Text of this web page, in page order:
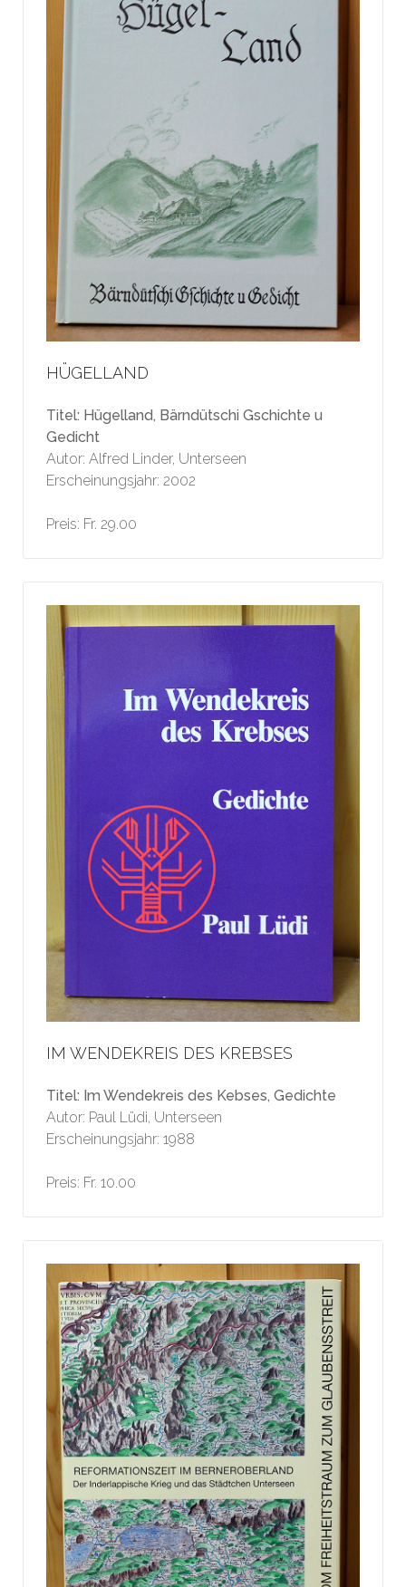
HÜGELLAND
Titel: Hügelland, Bärndütschi Gschichte u
Gedicht
Autor: Alfred Linder, Unterseen
Erscheinungsjahr: 2002
Preis: Fr. 29.00
IM WENDEKREIS DES KREBSES
Titel: Im Wendekreis des Kebses, Gedichte
Autor: Paul Lüdi, Unterseen
Erscheinungsjahr: 1988
Preis: Fr. 10.00